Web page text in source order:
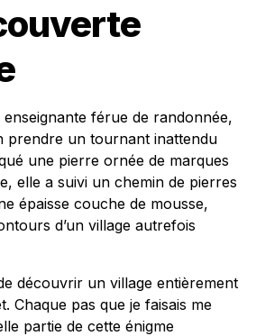
férue de randonnée,
prendre un tournant inattendu
une pierre ornée de marques
elle a suivi un chemin de pierres
épaisse couche de mousse,
d’un village autrefois
découvrir un village entièrement
Chaque pas que je faisais me
partie de cette énigme